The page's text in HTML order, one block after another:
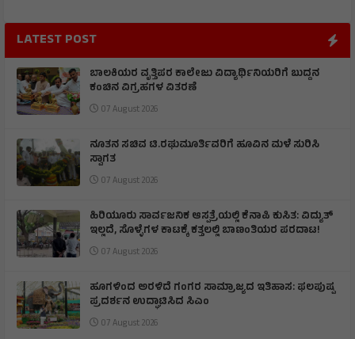
LATEST POST
ಬಾಲಕಿಯರ ವೃತ್ತಿಪರ ಕಾಲೇಜು ವಿದ್ಯಾರ್ಥಿನಿಯರಿಗೆ ಬುದ್ದನ
ಕಂಚಿನ ವಿಗ್ರಹಗಳ ವಿತರಣೆ
07 August 2026
ನೂತನ ಸಚಿವ ಟಿ.ರಘುಮೂರ್ತಿವರಿಗೆ ಹೂವಿನ ಮಳೆ ಸುರಿಸಿ
ಸ್ವಾಗತ
07 August 2026
ಹಿರಿಯೂರು ಸಾರ್ವಜನಿಕ ಆಸ್ಪತ್ರೆಯಲ್ಲಿ ಕೆನಾಪಿ ಕುಸಿತ: ವಿದ್ಯುತ್‌
ಇಲ್ಲದೆ, ಸೊಳ್ಳೆಗಳ ಕಾಟಕ್ಕೆ ಕತ್ತಲಲ್ಲಿ ಬಾಣಂತಿಯರ ಪರದಾಟ!
07 August 2026
ಹೂಗಳಿಂದ ಅರಳಿದೆ ಗಂಗರ ಸಾಮ್ರಾಜ್ಯದ ಇತಿಹಾಸ: ಫಲಪುಷ್ಪ
ಪ್ರದರ್ಶನ ಉದ್ಘಾಟಿಸಿದ ಸಿಎಂ
07 August 2026